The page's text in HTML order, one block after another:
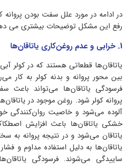
در ادامه در مورد علل سفت بودن
رفع این مشکل توضیحات بیشتری می
1. خرابی و عدم روغن‌کاری یاتاقان‌ها
یاتاقان‌ها قطعاتی هستند که در کولر
بین محور پروانه و بدنه کولر به کار
فرسودگی یاتاقان‌ها می‌تواند
پروانه کولر شود. روغن موجود در
آلوده می‌شود و خاصیت روان‌کنندگی
خشکی یاتاقان‌ها باعث افزایش
یاتاقان می‌شود و در نتیجه پروانه
یاتاقان‌ها به دلیل استفاده مداوم و
ساییدگی می‌شوند. فرسودگی